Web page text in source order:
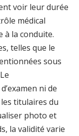
voir leur durée
médical
à la conduite.
telles que le
sous
ni de
titulaires du
photo et
la validité varie